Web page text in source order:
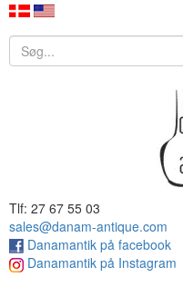
Tlf: 27 67 55 03
sales@danam-antique.com
Danamantik på facebook
Danamantik på Instagram